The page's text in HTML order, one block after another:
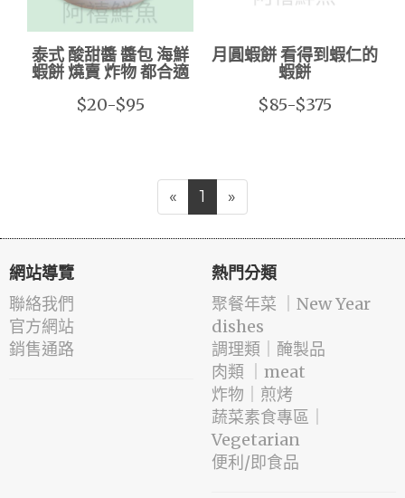
泰式 酸甜醬 醬包 海鮮
蝦餅 燒賣 炸物 都合適
$20-$95
月圓蝦餅 看得到蝦仁的
蝦餅
$85-$375
« 1 »
網站導覽
聯絡我們
官方網站
銷售通路
熱門分類
️聚餐年菜 ｜New Year
dishes
️調理類｜醃製品
肉類 ｜meat
️炸物｜煎烤
蔬菜素食專區｜
Vegetarian
便利/即食品